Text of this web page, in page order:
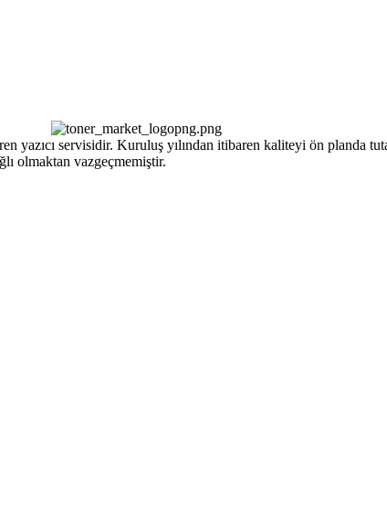
yazıcı servisidir. Kuruluş yılından itibaren kaliteyi ön planda
olmaktan vazgeçmemiştir.